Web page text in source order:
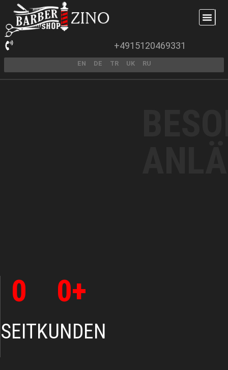
+4915120469331
EN DE TR UK RU
SEIT
0
KUNDEN
0+